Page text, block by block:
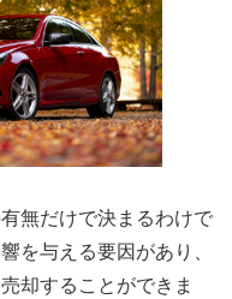
無だけで決まるわけで
を与える要因があり、
却することができま